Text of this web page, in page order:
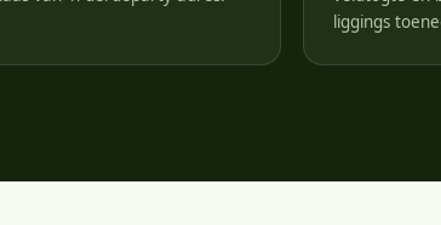
liggings